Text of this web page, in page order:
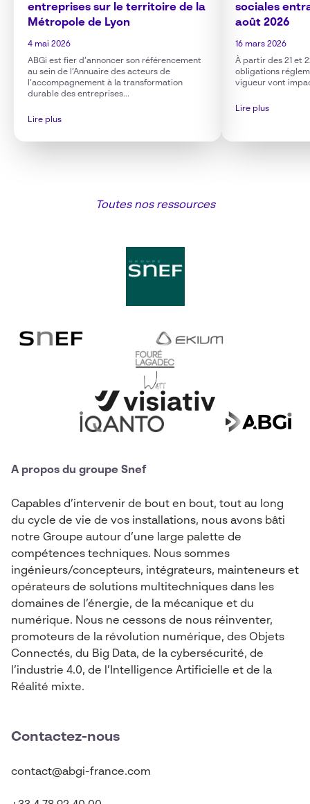
entreprises sur le territoire de la
Métropole de Lyon
4 mai 2026
ABGi est fier d’annoncer son référencement
au sein de l’Annuaire des acteurs de
l’accompagnement à la transformation
durable des entreprises...
Lire plus
sociales
août 2026
16 mars 2026
À partir des 21 et
obligations
vigueur vont
Lire plus
Toutes nos ressources
A propos du groupe Snef
Capables d’intervenir de bout en bout, tout au long
du cycle de vie de vos installations, nous avons bâti
notre Groupe autour d’une large palette de
compétences techniques. Nous sommes
ingénieurs/concepteurs, intégrateurs, mainteneurs et
opérateurs de solutions multitechniques dans les
domaines de l’énergie, de la mécanique et du
numérique. Nous ne cessons de nous réinventer,
promoteurs de la révolution numérique, des Objets
Connectés, du Big Data, de la cybersécurité, de
l’industrie 4.0, de l’Intelligence Artificielle et de la
Réalité mixte.
Contactez-nous
contact@abgi-france.com